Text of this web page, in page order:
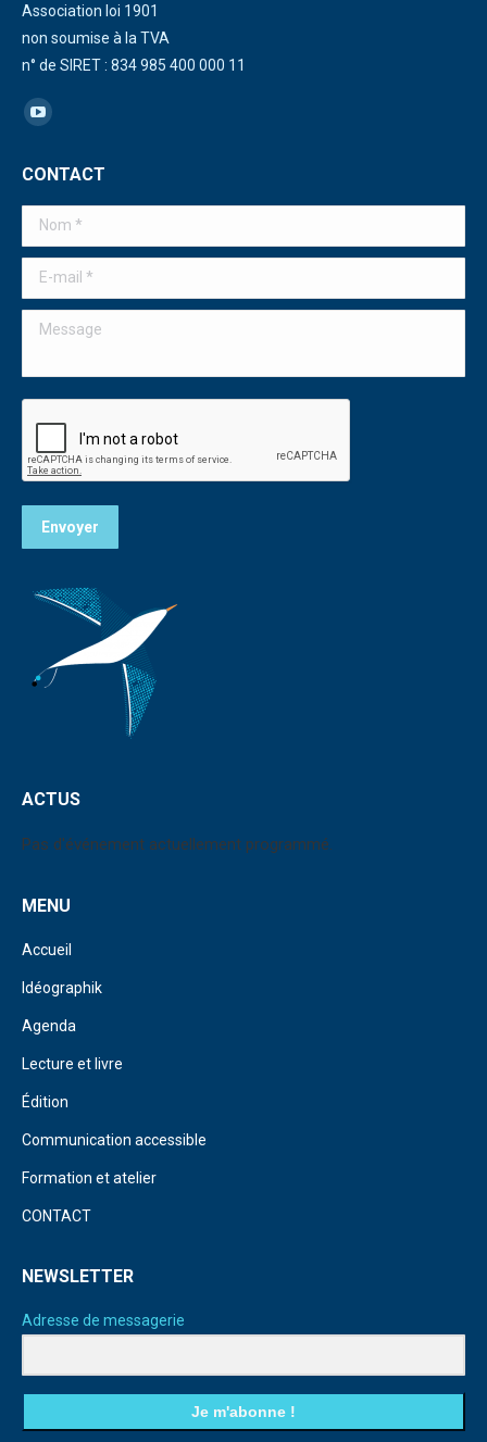
Association loi 1901
non soumise à la TVA
n° de SIRET : 834 985 400 000 11
Trouvez nous sur :
La
YouTube
s'ouvre
une
nouvelle
fenêtre
CONTACT
Nom *
E-mail *
Message
Envoyer
ACTUS
Pas d'événement actuellement programmé.
MENU
Accueil
Idéographik
Agenda
Lecture et livre
Édition
Communication accessible
Formation et atelier
CONTACT
NEWSLETTER
Adresse de messagerie
Je m'abonne !